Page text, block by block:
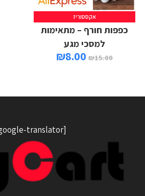
אקססוריז
כפפות חורף – מתאימות
למסכי מגע
₪15.00
₪8.00
[google-translator]